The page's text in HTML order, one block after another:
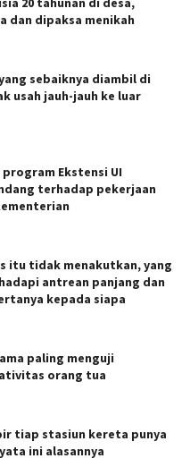
dan dipaksa menikah
sebaiknya diambil di
usah jauh-jauh ke luar
Ekstensi UI
terhadap pekerjaan
itu tidak menakutkan, yang
antrean panjang dan
kepada siapa
paling menguji
orang tua
tiap stasiun kereta punya
ini alasannya